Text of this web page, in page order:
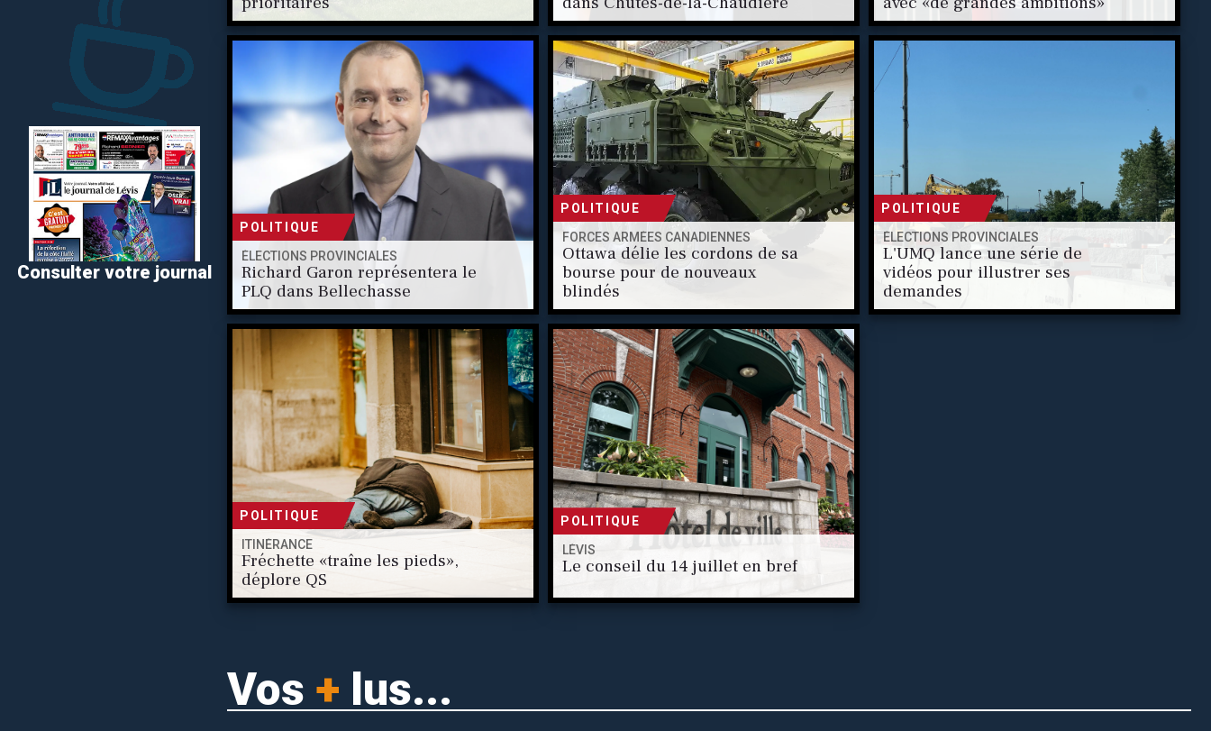
Consulter votre journal
POLITIQUE
ÉLECTIONS PROVINCIALES
Richard Garon représentera le
PLQ dans Bellechasse
POLITIQUE
FORCES ARMÉES CANADIENNES
Ottawa délie les cordons de sa
bourse pour de nouveaux
blindés
POLITIQUE
ÉLECTIONS PROVINCIALES
L'UMQ lance une série de
vidéos pour illustrer ses
demandes
POLITIQUE
ITINÉRANCE
Fréchette «traîne les pieds»,
déplore QS
POLITIQUE
LÉVIS
Le conseil du 14 juillet en bref
Vos + lus...